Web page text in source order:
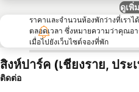
ดูเพิ่
ราคาและจำนวนห้องพักว่างที่เรา
ตลอดเวลา ซึ่งหมายความว่าคุณอ
เมื่อไปยังเว็บไซต์จองที่พัก
สิงห์ปาร์ค (เชียงราย, ประ
ติดต่อ